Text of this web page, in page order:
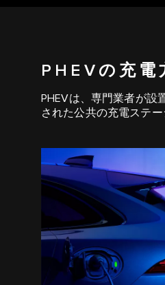
PHEVの充電
PHEVは、専門業者が設
された公共の充電ステ